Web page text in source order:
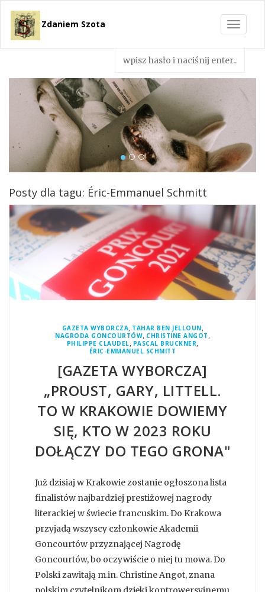
Toggle
Zdaniem Szota
Posty dla tagu: Éric-Emmanuel Schmitt
GAZETA WYBORCZA, TAHAR BEN JELLOUN,
NAGRODA GONCOURTÓW, CHRISTINE ANGOT ,
PHILIPPE CLAUDEL, PASCAL BRUCKNER,
ÉRIC-EMMANUEL SCHMITT
[GAZETA WYBORCZA]
„PROUST, GARY, LITTELL.
TO W KRAKOWIE DOWIEMY
SIĘ, KTO W 2023 ROKU
DOŁĄCZY DO TEGO GRONA"
Już dzisiaj w Krakowie zostanie ogłoszona lista
finalistów najbardziej prestiżowej nagrody
literackiej w świecie francuskim. Do Krakowa
przyjadą wszyscy członkowie Akademii
Goncourtów przyznającej Nagrodę
Goncourtów, bo oczywiście o niej tu mowa. Do
Polski zawitają m.in. Christine Angot, znana